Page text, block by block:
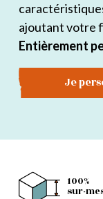
ajoutant votre
Entièrement
Je
100%
sur-